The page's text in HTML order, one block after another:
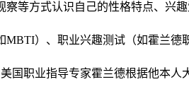
察等方式认识自己的性格特点、兴
MBTI）、职业兴趣测试（如霍兰
国职业指导专家霍兰德根据他本